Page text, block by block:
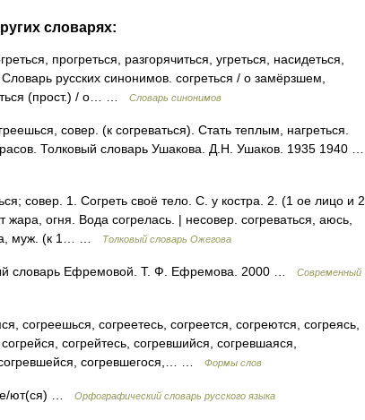
словарях:
прогреться, разгорячиться, угреться, насидеться,
русских синонимов. согреться / о замёрзшем,
(прост.) / о… …
Словарь синонимов
совер. (к согреваться). Стать теплым, нагреться.
Толковый словарь Ушакова. Д.Н. Ушаков. 1935 1940 …
совер. 1. Согреть своё тело. С. у костра. 2. (1 ое лицо и 2
огня. Вода согрелась. | несовер. согреваться, аюсь,
а, муж. (к 1… …
Толковый словарь Ожегова
словарь Ефремовой. Т. Ф. Ефремова. 2000 …
Современный
согреешься, согреетесь, согреется, согреются, согреясь,
согрейтесь, согревшийся, согревшаяся,
согревшегося,… …
Формы слов
ют(ся) … Орфографический словарь русского языка